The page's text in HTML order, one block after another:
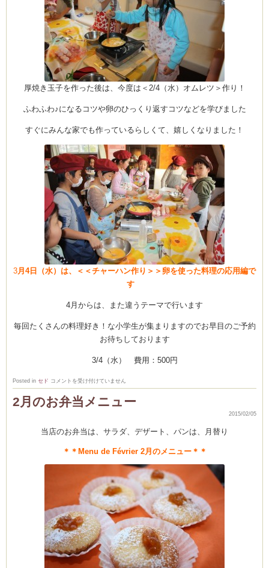
厚焼き玉子を作った後は、今度は＜2/4（水）オムレツ＞作り！
ふわふわ♪になるコツや卵のひっくり返すコツなどを学びました
すぐにみんな家でも作っているらしくて、嬉しくなりました！
3月4日（水）は、＜＜チャーハン作り＞＞卵を使った料理の応用編で
す
4月からは、また違うテーマで行います
毎回たくさんの料理好き！な小学生が集まりますのでお早目のご予約
お待ちしております
3/4（水） 費用：500円
Posted in セド Ｖ
ａ
ｅ
ｎ
ｉ
と
小
学
生
教
室
レ
ポ
コメントを受け付けていません
2月のお弁当メニュー
2015/02/05
当店のお弁当は、サラダ、デザート、パンは、月替り
＊＊Menu de Février 2月のメニュー＊＊